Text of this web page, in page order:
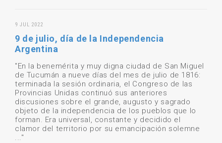
9 JUL 2022
9 de julio, día de la Independencia
Argentina
"En la benemérita y muy digna ciudad de San Miguel
de Tucumán a nueve días del mes de julio de 1816:
terminada la sesión ordinaria, el Congreso de las
Provincias Unidas continuó sus anteriores
discusiones sobre el grande, augusto y sagrado
objeto de la independencia de los pueblos que lo
forman. Era universal, constante y decidido el
clamor del territorio por su emancipación solemne
..."